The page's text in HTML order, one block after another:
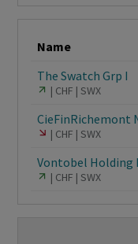
Name
The Swatch Grp I
CHF SWX
CieFinRichemont
CHF SWX
Vontobel Holding
CHF SWX